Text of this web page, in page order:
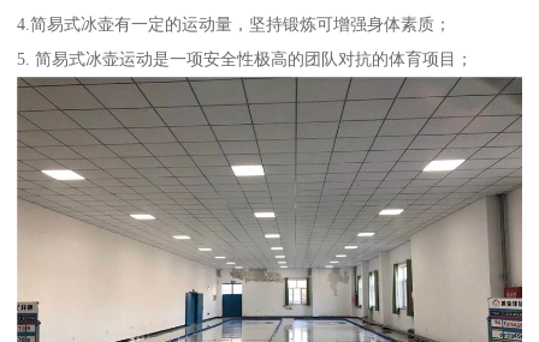
4.简易式冰壶有一定的运动量，坚持锻炼可增强身体素质；
5. 简易式冰壶运动是一项安全性极高的团队对抗的体育项目；